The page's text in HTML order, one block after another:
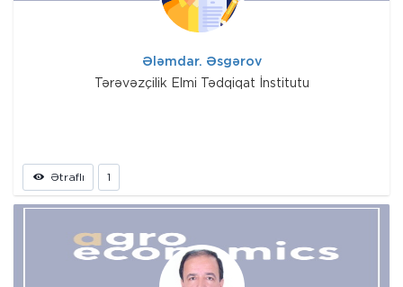
Ələmdar. Əsgərov
Tərəvəzçilik Elmi Tədqiqat İnstitutu
Ətraflı 1